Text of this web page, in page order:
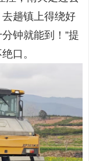
趟镇上得绕好
钟就能到！”提
口。